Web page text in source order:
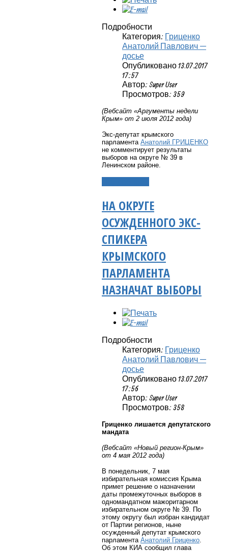
Подробности
Категория: Гриценко
Анатолий Павлович —
досье
Опубликовано 13.07.2017
17:57
Автор: Super User
Просмотров: 359
(Вебсайт «Аргументы недели
Крым» от 2 июля 2012 года)
Экс-депутат крымского
парламента Анатолий ГРИЦЕНКО
не комментирует результаты
выборов на округе № 39 в
Ленинском районе.
НА ОКРУГЕ
ОСУЖДЕННОГО ЭКС-
СПИКЕРА
КРЫМСКОГО
ПАРЛАМЕНТА
НАЗНАЧАТ ВЫБОРЫ
Подробности
Категория: Гриценко
Анатолий Павлович —
досье
Опубликовано 13.07.2017
17:56
Автор: Super User
Просмотров: 358
Гриценко лишается депутатского
мандата
(Вебсайт «Новый регион-Крым»
от 4 мая 2012 года)
В понедельник, 7 мая
избирательная комиссия Крыма
примет решение о назначении
даты промежуточных выборов в
одномандатном мажоритарном
избирательном округе № 39. По
этому округу был избран кандидат
от Партии регионов, ныне
осужденный депутат крымского
парламента Анатолий Гриценко.
Об этом КИА сообщил глава